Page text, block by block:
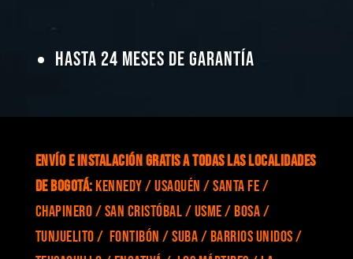
Hasta 24 Meses de Garantía
Envío e Instalación gratis a todas las localidades
de Bogotá:Kennedy / Usaquén / Santa Fe /
Chapinero / San Cristóbal / Usme / Bosa /
Tunjuelito / Fontibón / Suba / Barrios Unidos /